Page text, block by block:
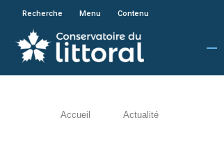
En poursuivant votre
Recherche Menu Contenu
Accueil Actualité